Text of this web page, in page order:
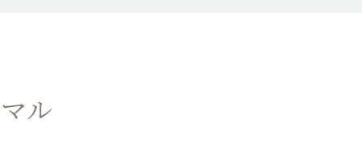
ル